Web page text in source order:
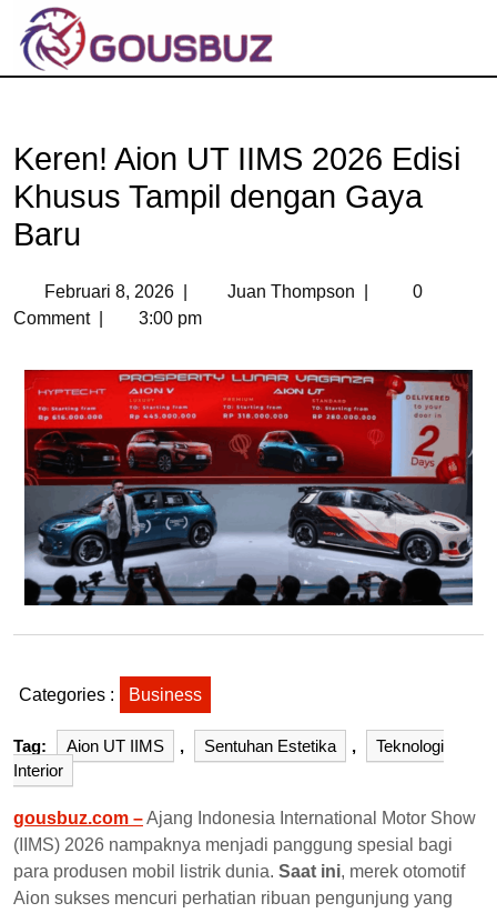
Keren! Aion UT IIMS 2026 Edisi
Khusus Tampil dengan Gaya
Baru
Februari 8, 2026 Juan Thompson
0
Comment
3:00 pm
Categories : Business
Tag: Aion UT IIMS , Sentuhan Estetika ,
Teknologi
Interior
gousbuz.com –Ajang Indonesia International Motor Show
(IIMS) 2026 nampaknya menjadi panggung spesial bagi
para produsen mobil listrik dunia. Saat ini, merek otomotif
Aion sukses mencuri perhatian ribuan pengunjung yang